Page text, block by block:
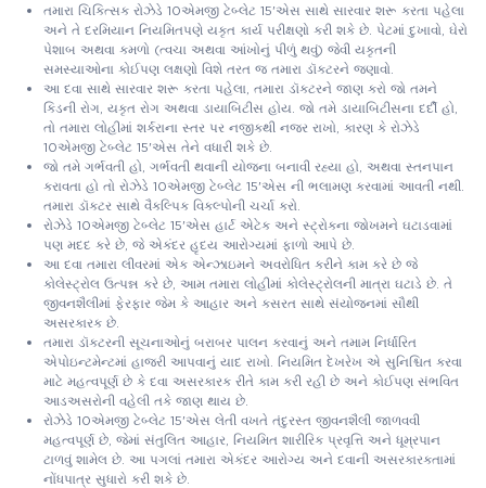
તમારા ચિકિત્સક રોઝેડે 10એમજી ટેબ્લેટ 15'એસ સાથે સારવાર શરૂ કરતા પહેલા
અને તે દરમિયાન નિયમિતપણે યકૃત કાર્ય પરીક્ષણો કરી શકે છે. પેટમાં દુખાવો, ઘેરો
પેશાબ અથવા કમળો (ત્વચા અથવા આંખોનું પીળું થવું) જેવી યકૃતની
સમસ્યાઓના કોઈપણ લક્ષણો વિશે તરત જ તમારા ડૉક્ટરને જણાવો.
આ દવા સાથે સારવાર શરૂ કરતા પહેલા, તમારા ડૉક્ટરને જાણ કરો જો તમને
કિડની રોગ, યકૃત રોગ અથવા ડાયાબિટીસ હોય. જો તમે ડાયાબિટીસના દર્દી હો,
તો તમારા લોહીમાં શર્કરાના સ્તર પર નજીકથી નજર રાખો, કારણ કે રોઝેડે
10એમજી ટેબ્લેટ 15'એસ તેને વધારી શકે છે.
જો તમે ગર્ભવતી હો, ગર્ભવતી થવાની યોજના બનાવી રહ્યા હો, અથવા સ્તનપાન
કરાવતા હો તો રોઝેડે 10એમજી ટેબ્લેટ 15'એસ ની ભલામણ કરવામાં આવતી નથી.
તમારા ડૉક્ટર સાથે વૈકલ્પિક વિકલ્પોની ચર્ચા કરો.
રોઝેડે 10એમજી ટેબ્લેટ 15'એસ હાર્ટ એટેક અને સ્ટ્રોકના જોખમને ઘટાડવામાં
પણ મદદ કરે છે, જે એકંદર હૃદય આરોગ્યમાં ફાળો આપે છે.
આ દવા તમારા લીવરમાં એક એન્ઝાઇમને અવરોધિત કરીને કામ કરે છે જે
કોલેસ્ટ્રોલ ઉત્પન્ન કરે છે, આમ તમારા લોહીમાં કોલેસ્ટ્રોલની માત્રા ઘટાડે છે. તે
જીવનશૈલીમાં ફેરફાર જેમ કે આહાર અને કસરત સાથે સંયોજનમાં સૌથી
અસરકારક છે.
તમારા ડૉક્ટરની સૂચનાઓનું બરાબર પાલન કરવાનું અને તમામ નિર્ધારિત
એપોઇન્ટમેન્ટમાં હાજરી આપવાનું યાદ રાખો. નિયમિત દેખરેખ એ સુનિશ્ચિત કરવા
માટે મહત્વપૂર્ણ છે કે દવા અસરકારક રીતે કામ કરી રહી છે અને કોઈપણ સંભવિત
આડઅસરોની વહેલી તકે જાણ થાય છે.
રોઝેડે 10એમજી ટેબ્લેટ 15'એસ લેતી વખતે તંદુરસ્ત જીવનશૈલી જાળવવી
મહત્વપૂર્ણ છે, જેમાં સંતુલિત આહાર, નિયમિત શારીરિક પ્રવૃત્તિ અને ધૂમ્રપાન
ટાળવું શામેલ છે. આ પગલાં તમારા એકંદર આરોગ્ય અને દવાની અસરકારકતામાં
નોંધપાત્ર સુધારો કરી શકે છે.